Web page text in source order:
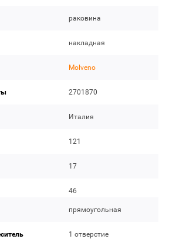
раковина
накладная
Molveno
2701870
Италия
121
17
46
прямоугольная
1 отверстие